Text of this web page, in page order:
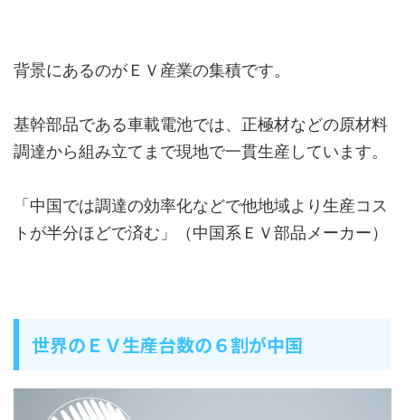
背景にあるのがＥＶ産業の集積です。
基幹部品である車載電池では、正極材などの原材料
調達から組み立てまで現地で一貫生産しています。
「中国では調達の効率化などで他地域より生産コス
トが半分ほどで済む」（中国系ＥＶ部品メーカー）
世界のＥＶ生産台数の６割が中国